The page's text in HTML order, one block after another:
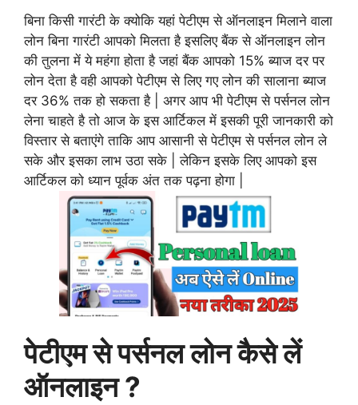
बिना किसी गारंटी के क्योकि यहां पेटीएम से ऑनलाइन मिलाने वाला
लोन बिना गारंटी आपको मिलता है इसलिए बैंक से ऑनलाइन लोन
की तुलना में ये महंगा होता है जहां बैंक आपको 15% ब्याज दर पर
लोन देता है वही आपको पेटीएम से लिए गए लोन की सालाना ब्याज
दर 36% तक हो सकता है | अगर आप भी पेटीएम से पर्सनल लोन
लेना चाहते है तो आज के इस आर्टिकल में इसकी पूरी जानकारी को
विस्तार से बताएंगे ताकि आप आसानी से पेटीएम से पर्सनल लोन ले
सके और इसका लाभ उठा सके | लेकिन इसके लिए आपको इस
आर्टिकल को ध्यान पूर्वक अंत तक पढ़ना होगा |
पेटीएम से पर्सनल लोन कैसे लें
ऑनलाइन ?